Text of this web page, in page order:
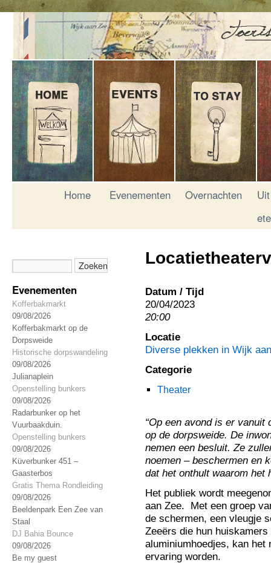
Home Evenementen Overnachten
Uit
Evenementen
Kofferbakmarkt
09/08/2026
Kofferbakmarkt op de
Dorpsweide
Historische dorpswandeling
09/08/2026
Julianaplein
Openstelling bunkers
09/08/2026
Radarbunker op het
Vuurbaakduin.
Openstelling bunkers
09/08/2026
Küverbunker 451 –
Gaasterbos
Gratis Thema Rondleiding
09/08/2026
Beeldenpark Een Zee van
Staal
DJ Bahia Bounce
09/08/2026
Be my guest
Datum / Tijd
20/04/2023
20:00
Locatie
Diverse plekken in Wijk
Categorie
Theater
“Op een avond is er vanuit
op de dorpsweide. De
nemen een besluit. Ze
noemen – beschermen en
dat het onthult waarom
Het publiek wordt
aan Zee. Met een groep
de schermen, een vleugje
Zeeërs die hun
aluminiumhoedjes, kan het
ervaring worden.